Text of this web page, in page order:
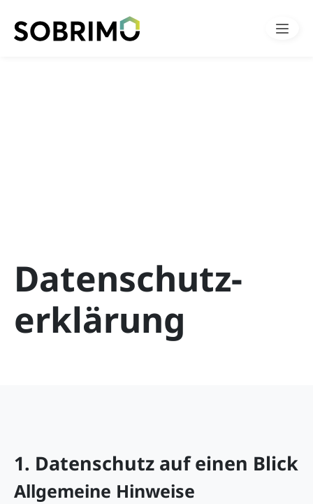
Datenschutz­
erklärung
1. Datenschutz auf einen Blick
Allgemeine Hinweise